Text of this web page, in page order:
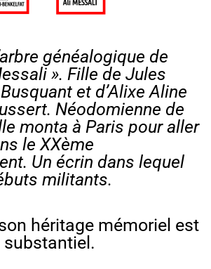
généalogique de
». Fille de Jules
et d’Alixe Aline
Néodomienne de
monta à Paris pour aller
le XXème
Un écrin dans lequel
militants.
héritage mémoriel est